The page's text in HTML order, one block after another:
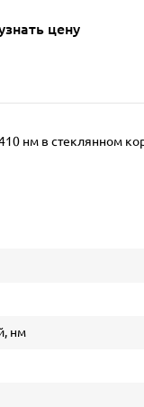
цену
нм в стеклянном
нм